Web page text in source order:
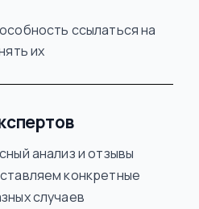
ссылаться на
их
анализ и отзывы
конкретные
случаев